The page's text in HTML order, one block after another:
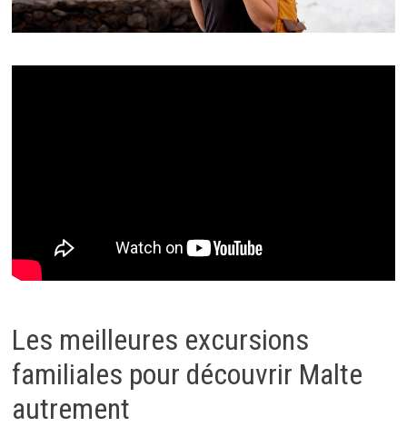
Les meilleures excursions
familiales pour découvrir Malte
autrement